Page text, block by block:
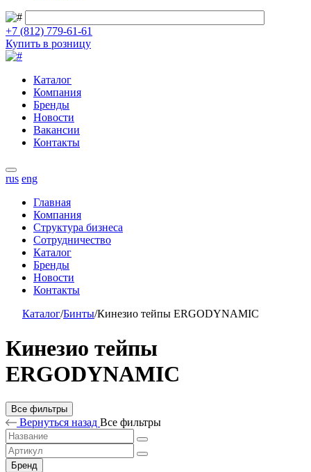
+7 (812) 779-61-61
Купить в розницу
Каталог
Компания
Бренды
Новости
Вакансии
Контакты
rus eng
Главная
Компания
Структура бизнеса
Сотрудничество
Каталог
Бренды
Новости
Контакты
Каталог/Бинты/Кинезио тейпы ERGODYNAMIC
Кинезио тейпы
ERGODYNAMIC
Все фильтры
Вернуться назад Все фильтры
Бренд